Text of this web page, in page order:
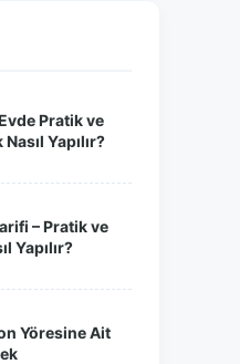
Pratik ve
Yapılır?
– Pratik ve
Yapılır?
Yöresine Ait